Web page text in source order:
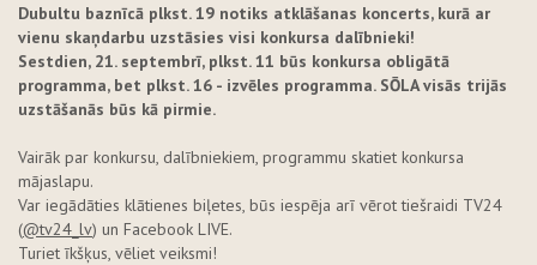
Dubultu baznīcā plkst. 19 notiks atklāšanas koncerts, kurā ar
vienu skaņdarbu uzstāsies visi konkursa dalībnieki!
Sestdien, 21. septembrī, plkst. 11 būs konkursa obligātā
programma, bet plkst. 16 - izvēles programma. SŌLAvisās trijās
uzstāšanās būs kā pirmie.
Vairāk par konkursu, dalībniekiem, programmu skatiet konkursa
mājaslapu.
Var iegādāties klātienes biļetes, būs iespēja arī vērot tiešraidi TV24
(@tv24_lv) un Facebook LIVE.
Turiet īkšķus, vēliet veiksmi!